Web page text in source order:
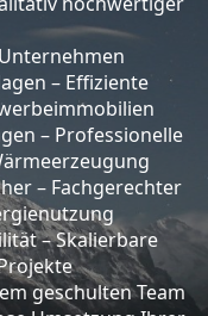
– Effiziente
– Professionelle
– Fachgerechter
– Skalierbare
geschulten Team